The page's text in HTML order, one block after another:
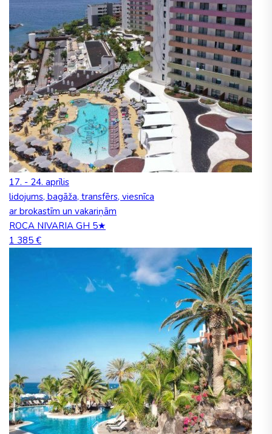
17. - 24. aprīlis
lidojums, bagāža, transfērs, viesnīca
ar brokastīm un vakariņām
ROCA NIVARIA GH 5★
1 385 €